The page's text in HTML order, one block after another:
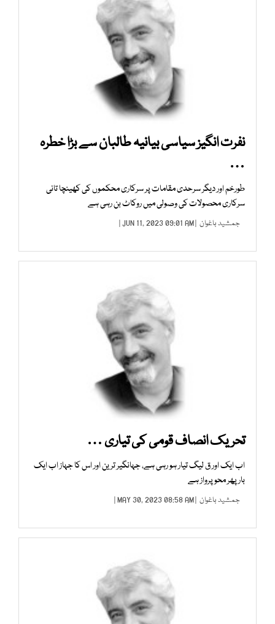
نفرت انگیز سیاسی بیانیہ طالبان سے بڑا خطرہ
…
طورخم اور دیگر سرحدی مقامات پر سرکاری محکموں کی کھینچا تانی
سرکاری محصولات کی وصولی میں روکاٹ بن رہی ہے
جمشید باغوان | JUN 11, 2023 09:01 AM |
تحریک انصاف قومی کی تیاری …
اب ایک اور ق لیگ تیار ہو رہی ہے، جہانگیر ترین اور اس کا جہاز اب ایک
بار پھر محو پرواز ہے
جمشید باغوان | MAY 30, 2023 08:58 AM |